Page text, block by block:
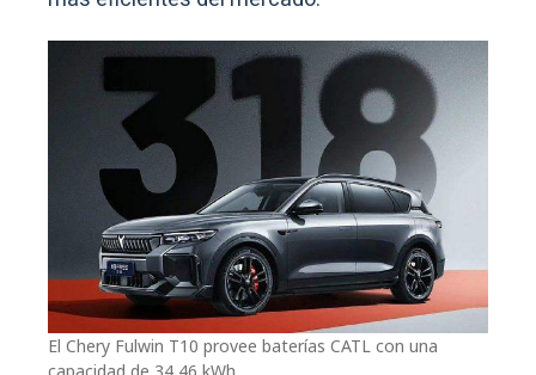
El Chery Fulwin T10 provee baterías CATL con una